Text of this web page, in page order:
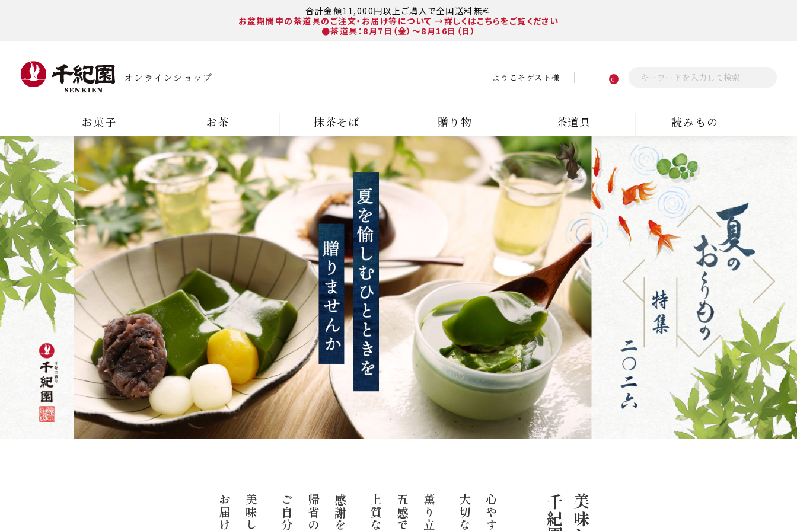
合計金額11,000円以上ご購入で全国送料無料
お盆期間中の茶道具のご注文・お届け等について →詳しくはこちらをご覧ください
●茶道具：8月7日（金）～8月16日（日）
オンラインショップ ようこそゲスト様 0
お菓子 お茶 抹茶そば 贈り物 茶道具 読みもの